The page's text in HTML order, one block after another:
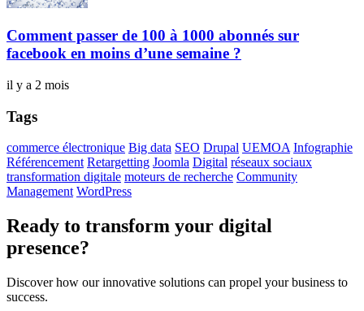
Comment passer de 100 à 1000 abonnés sur
facebook en moins d’une semaine ?
il y a 2 mois
Tags
commerce électronique Big data SEO Drupal UEMOA Infographie
Référencement Retargetting Joomla Digital réseaux sociaux
transformation digitale moteurs de recherche Community
Management WordPress
Ready to transform your digital
presence?
Discover how our innovative solutions can propel your business to
success.